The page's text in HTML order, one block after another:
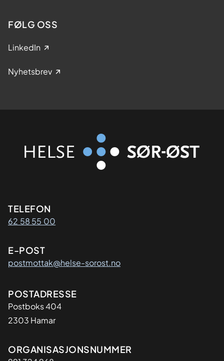
FØLG OSS
LinkedIn
Nyhetsbrev
Kontaktinformasjon
TELEFON
62 58 55 00
E-POST
postmottak@helse-sorost.no
Adresse
POSTADRESSE
Postboks 404
2303 Hamar
Organisasjon
ORGANISASJONSNUMMER